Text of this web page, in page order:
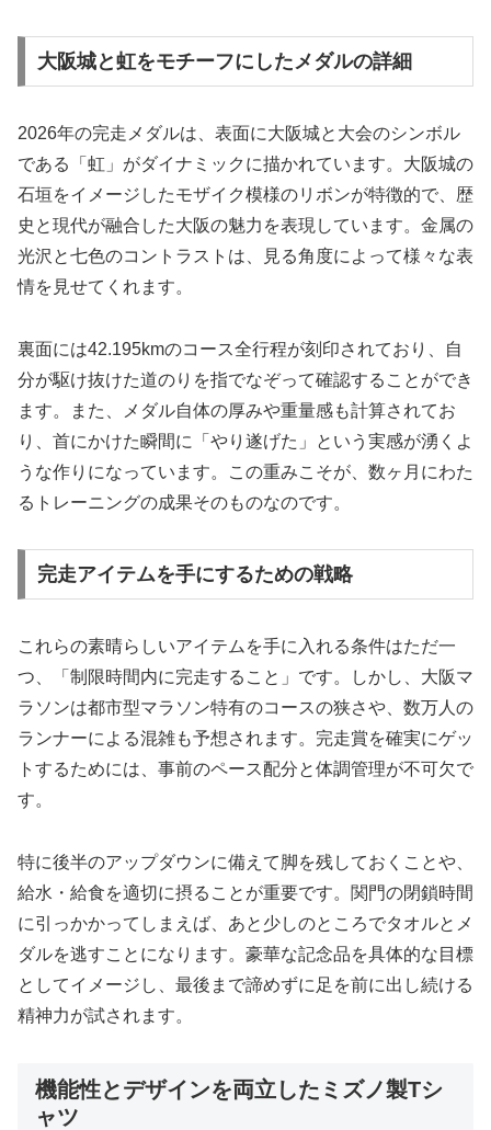
大阪城と虹をモチーフにしたメダルの詳細
2026年の完走メダルは、表面に大阪城と大会のシンボル
である「虹」がダイナミックに描かれています。大阪城の
石垣をイメージしたモザイク模様のリボンが特徴的で、歴
史と現代が融合した大阪の魅力を表現しています。金属の
光沢と七色のコントラストは、見る角度によって様々な表
情を見せてくれます。
裏面には42.195kmのコース全行程が刻印されており、自
分が駆け抜けた道のりを指でなぞって確認することができ
ます。また、メダル自体の厚みや重量感も計算されてお
り、首にかけた瞬間に「やり遂げた」という実感が湧くよ
うな作りになっています。この重みこそが、数ヶ月にわた
るトレーニングの成果そのものなのです。
完走アイテムを手にするための戦略
これらの素晴らしいアイテムを手に入れる条件はただ一
つ、「制限時間内に完走すること」です。しかし、大阪マ
ラソンは都市型マラソン特有のコースの狭さや、数万人の
ランナーによる混雑も予想されます。完走賞を確実にゲッ
トするためには、事前のペース配分と体調管理が不可欠で
す。
特に後半のアップダウンに備えて脚を残しておくことや、
給水・給食を適切に摂ることが重要です。関門の閉鎖時間
に引っかかってしまえば、あと少しのところでタオルとメ
ダルを逃すことになります。豪華な記念品を具体的な目標
としてイメージし、最後まで諦めずに足を前に出し続ける
精神力が試されます。
機能性とデザインを両立したミズノ製Tシ
ャツ